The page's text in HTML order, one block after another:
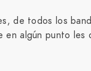
de todos los
en algún punto les